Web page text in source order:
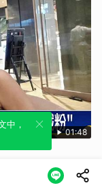
01:48
中，